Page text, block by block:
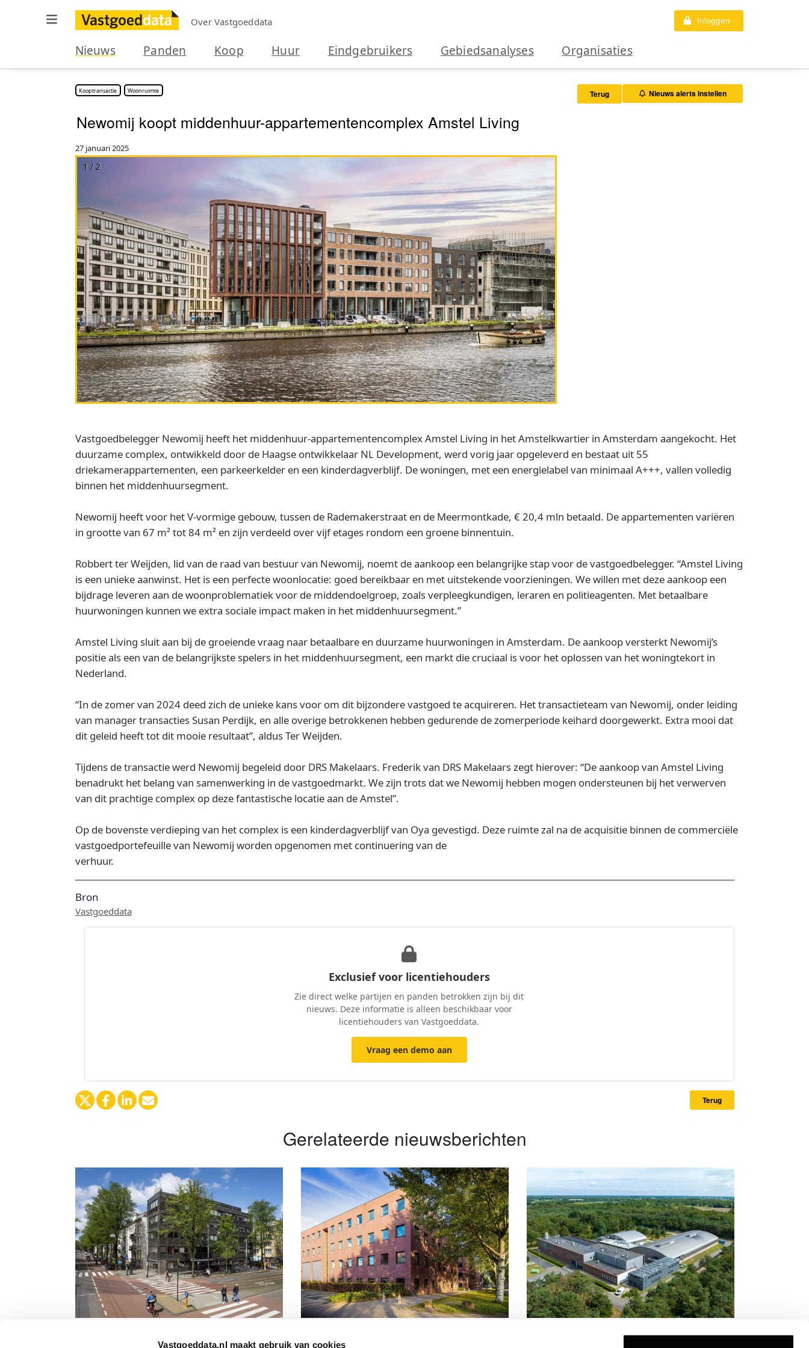
Vastgoeddata.nl maakt gebruik van cookies
Over Vastgoeddata Inloggen
Nieuws Panden Koop Huur Eindgebruikers Gebiedsanalyses Organisaties
Kooptransactie Woonruimte Terug Nieuws alerts instellen
Newomij koopt middenhuur-appartementencomplex Amstel Living
27 januari 2025
1 / 2
Vastgoedbelegger Newomij heeft het middenhuur-appartementencomplex Amstel Living in het Amstelkwartier in Amsterdam aangekocht. Het
duurzame complex, ontwikkeld door de Haagse ontwikkelaar NL Development, werd vorig jaar opgeleverd en bestaat uit 55
driekamerappartementen, een parkeerkelder en een kinderdagverblijf. De woningen, met een energielabel van minimaal A+++, vallen volledig
binnen het middenhuursegment.
Newomij heeft voor het V-vormige gebouw, tussen de Rademakerstraat en de Meermontkade, € 20,4 mln betaald. De appartementen variëren
in grootte van 67 m² tot 84 m² en zijn verdeeld over vijf etages rondom een groene binnentuin.
Robbert ter Weijden, lid van de raad van bestuur van Newomij, noemt de aankoop een belangrijke stap voor de vastgoedbelegger. “Amstel Living
is een unieke aanwinst. Het is een perfecte woonlocatie: goed bereikbaar en met uitstekende voorzieningen. We willen met deze aankoop een
bijdrage leveren aan de woonproblematiek voor de middendoelgroep, zoals verpleegkundigen, leraren en politieagenten. Met betaalbare
huurwoningen kunnen we extra sociale impact maken in het middenhuursegment.”
Amstel Living sluit aan bij de groeiende vraag naar betaalbare en duurzame huurwoningen in Amsterdam. De aankoop versterkt Newomij’s
positie als een van de belangrijkste spelers in het middenhuursegment, een markt die cruciaal is voor het oplossen van het woningtekort in
Nederland.
“In de zomer van 2024 deed zich de unieke kans voor om dit bijzondere vastgoed te acquireren. Het transactieteam van Newomij, onder leiding
van manager transacties Susan Perdijk, en alle overige betrokkenen hebben gedurende de zomerperiode keihard doorgewerkt. Extra mooi dat
dit geleid heeft tot dit mooie resultaat”, aldus Ter Weijden.
Tijdens de transactie werd Newomij begeleid door DRS Makelaars. Frederik van DRS Makelaars zegt hierover: “De aankoop van Amstel Living
benadrukt het belang van samenwerking in de vastgoedmarkt. We zijn trots dat we Newomij hebben mogen ondersteunen bij het verwerven
van dit prachtige complex op deze fantastische locatie aan de Amstel”.
Op de bovenste verdieping van het complex is een kinderdagverblijf van Oya gevestigd. Deze ruimte zal na de acquisitie binnen de commerciële
vastgoedportefeuille van Newomij worden opgenomen met continuering van de
verhuur.
Bron
Vastgoeddata
Exclusief voor licentiehouders
Zie direct welke partijen en panden betrokken zijn bij dit
nieuws. Deze informatie is alleen beschikbaar voor
licentiehouders van Vastgoeddata.
Vraag een demo aan
Terug
Gerelateerde nieuwsberichten
verhuur van 220 m² kantoorruimte in